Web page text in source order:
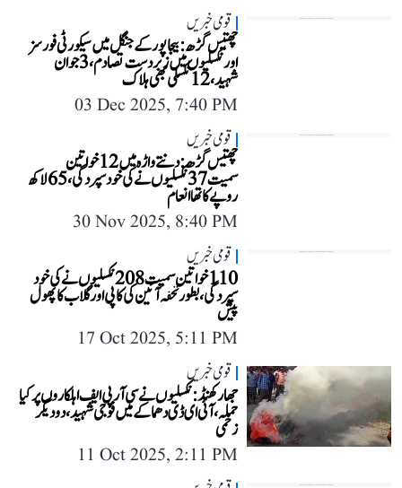
قومی خبریں
چھتیس گڑھ: بیجاپور کے جنگل میں سیکورٹی فورسز
اور نکسلیوں میں زبردست تصادم، 3 جوان
شہید، 12 نکسلی بھی ہلاک
03 Dec 2025, 7:40 PM
قومی خبریں
چھتیس گڑھ: دنتے واڑہ میں 12 خواتین
سمیت 37 نکسلیوں نے کی خودسپردگی، 65 لاکھ
روپے کا تھا انعام
30 Nov 2025, 8:40 PM
قومی خبریں
110 خواتین سمیت 208 نکسلیوں نے کی خود
سپردگی، بطور تحفہ آئین کی کاپی اور گلاب کا پھول
پیش
17 Oct 2025, 5:11 PM
قومی خبریں
جھارکھنڈ: نکسلیوں نے سی آر پی ایف اہلکاروں پر کیا
حملہ، آئی ای ڈی دھماکے میں فوجی شہید، دو دیگر
زخمی
11 Oct 2025, 2:11 PM